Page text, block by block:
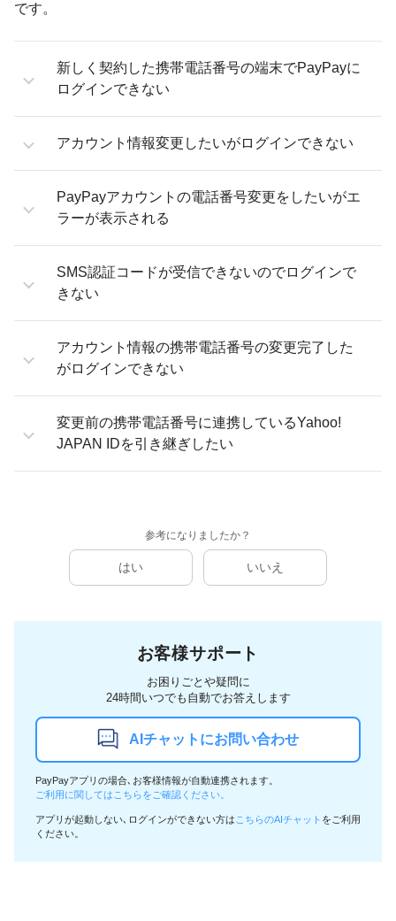
です。
新しく契約した携帯電話番号の端末でPayPayに
ログインできない
アカウント情報変更したいがログインできない
PayPayアカウントの電話番号変更をしたいがエ
ラーが表示される
SMS認証コードが受信できないのでログインで
きない
アカウント情報の携帯電話番号の変更完了した
がログインできない
変更前の携帯電話番号に連携しているYahoo!
JAPAN IDを引き継ぎしたい
参考になりましたか？
はい いいえ
お客様サポート
お困りごとや疑問に
24時間いつでも自動でお答えします
AIチャットにお問い合わせ
PayPayアプリの場合､お客様情報が自動連携されます。
ご利用に関してはこちらをご確認ください。
アプリが起動しない､ログインができない方は こちらのAIチャット をご利用
ください。